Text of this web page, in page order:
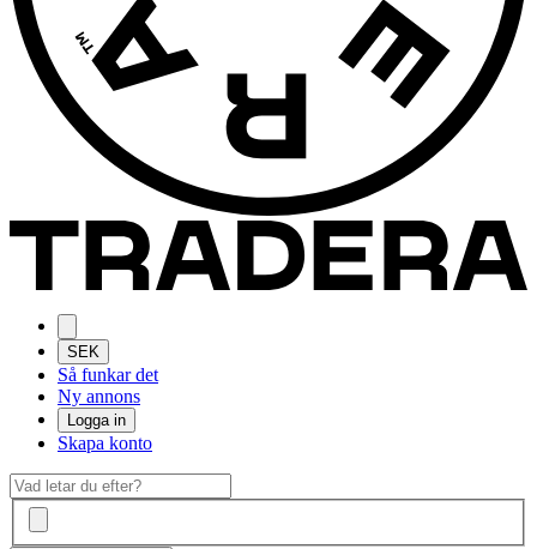
SEK
Så funkar det
Ny annons
Logga in
Skapa konto